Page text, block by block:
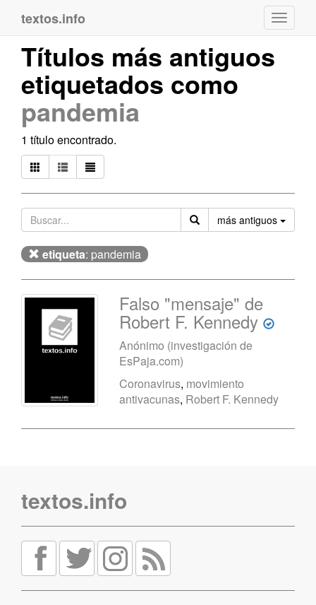
textos.info
Títulos más antiguos
etiquetados como
pandemia
1 título encontrado.
más antiguos
etiqueta: pandemia
Falso "mensaje" de
Robert F. Kennedy
Anónimo (investigación de
EsPaja.com)
Coronavirus, movimiento
antivacunas, Robert F. Kennedy
textos.info